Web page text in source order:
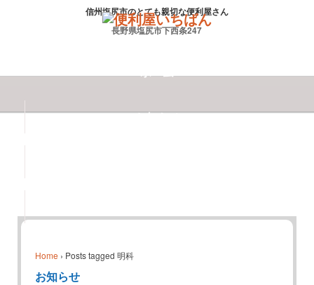
信州塩尻市のとても親切な便利屋さん
長野県塩尻市下西条247
ホーム
お知らせ
Home › Posts tagged 明科
お知らせ